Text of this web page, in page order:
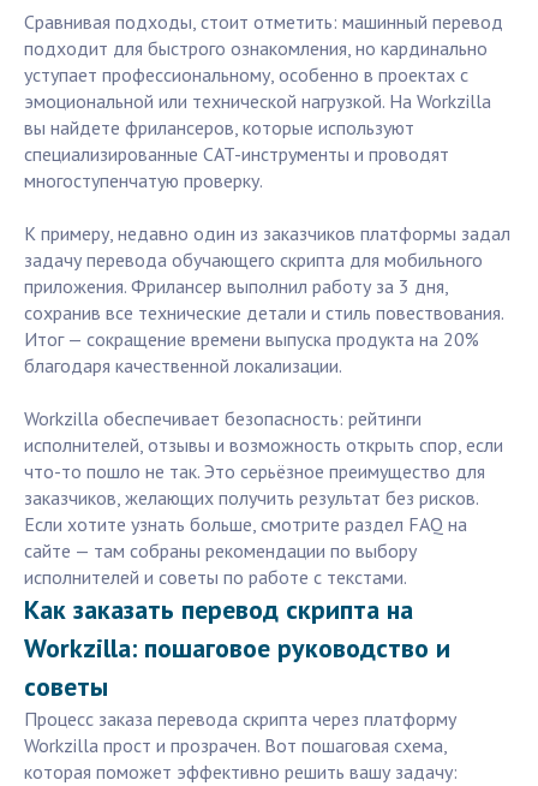
Сравнивая подходы, стоит отметить: машинный перевод
подходит для быстрого ознакомления, но кардинально
уступает профессиональному, особенно в проектах с
эмоциональной или технической нагрузкой. На Workzilla
вы найдете фрилансеров, которые используют
специализированные CAT-инструменты и проводят
многоступенчатую проверку.
К примеру, недавно один из заказчиков платформы задал
задачу перевода обучающего скрипта для мобильного
приложения. Фрилансер выполнил работу за 3 дня,
сохранив все технические детали и стиль повествования.
Итог — сокращение времени выпуска продукта на 20%
благодаря качественной локализации.
Workzilla обеспечивает безопасность: рейтинги
исполнителей, отзывы и возможность открыть спор, если
что-то пошло не так. Это серьёзное преимущество для
заказчиков, желающих получить результат без рисков.
Если хотите узнать больше, смотрите раздел FAQ на
сайте — там собраны рекомендации по выбору
исполнителей и советы по работе с текстами.
Как заказать перевод скрипта на
Workzilla: пошаговое руководство и
советы
Процесс заказа перевода скрипта через платформу
Workzilla прост и прозрачен. Вот пошаговая схема,
которая поможет эффективно решить вашу задачу: